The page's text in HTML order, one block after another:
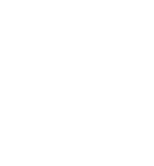
mere